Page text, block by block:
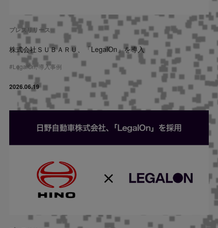
プレスリリース
株式会社ＳＵＢＡＲＵ、「LegalOn」を導入
#LegalOn,導入事例
2026.06.19